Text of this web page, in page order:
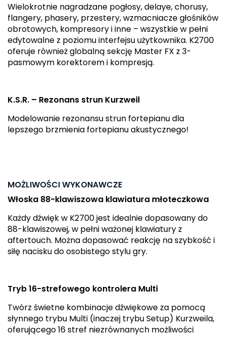
Wielokrotnie nagradzane pogłosy, delaye, chorusy,
flangery, phasery, przestery, wzmacniacze głośników
obrotowych, kompresory i inne – wszystkie w pełni
edytowalne z poziomu interfejsu użytkownika. K2700
oferuje również globalną sekcję Master FX z 3-
pasmowym korektorem i kompresją.
K.S.R. – Rezonans strun Kurzweil
Modelowanie rezonansu strun fortepianu dla
lepszego brzmienia fortepianu akustycznego!
MOŻLIWOŚCI WYKONAWCZE
Włoska 88-klawiszowa klawiatura młoteczkowa
Każdy dźwięk w K2700 jest idealnie dopasowany do
88-klawiszowej, w pełni ważonej klawiatury z
aftertouch. Można dopasować reakcję na szybkość i
siłę nacisku do osobistego stylu gry.
Tryb 16-strefowego kontrolera Multi
Twórz świetne kombinacje dźwiękowe za pomocą
słynnego trybu Multi (inaczej trybu Setup) Kurzweila,
oferującego 16 stref niezrównanych możliwości